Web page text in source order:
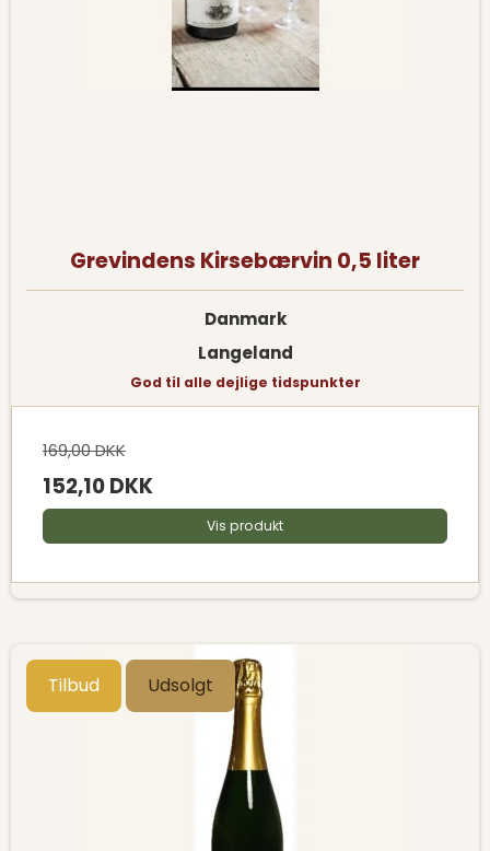
Grevindens Kirsebærvin 0,5 liter
Danmark
Langeland
God til alle dejlige tidspunkter
169,00 DKK
152,10 DKK
Vis produkt
Tilbud Udsolgt